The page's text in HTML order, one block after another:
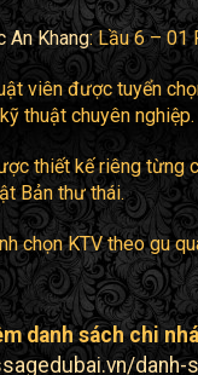
An Khang: Lầu 6 – 01
viên được tuyển
thuật chuyên nghiệp.
thiết kế riêng từng
Bản thư thái.
chọn KTV theo gu
danh sách chi
danh-